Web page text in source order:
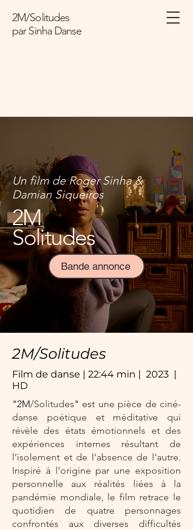
2M/Solitudes
par Sinha Danse
Un film de Roger Sinha &
Damian Siqueiros
2M
Solitudes
Bande annonce
2M/Solitudes
Film de danse | 22:44 min | 2023 |
HD
"2M/Solitudes" est une pièce de ciné-
danse poétique et méditative qui
révèle des états émotionnels et des
expériences internes résultant de
l’isolement et de l’absence de l’autre.
Inspiré à l’origine par une exposition
personnelle aux réalités liées à la
pandémie mondiale, le film retrace le
quotidien de quatre personnages
confrontés aux diverses difficultés